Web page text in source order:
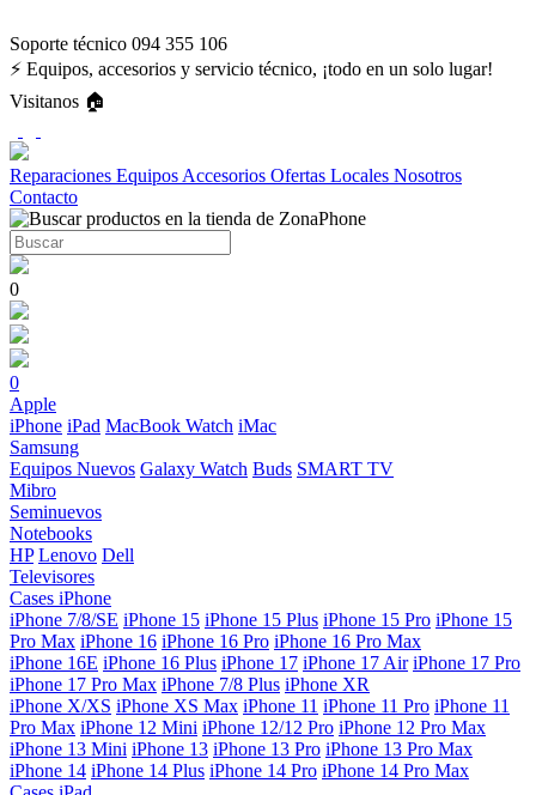
Soporte técnico 094 355 106
⚡ Equipos, accesorios y servicio técnico, ¡todo en un solo lugar!
Visitanos 🏠
Reparaciones Equipos Accesorios Ofertas Locales Nosotros
Contacto
0
0
Apple
iPhone iPad MacBook Watch iMac
Samsung
Equipos Nuevos Galaxy Watch Buds SMART TV
Mibro
Seminuevos
Notebooks
HP Lenovo Dell
Televisores
Cases iPhone
iPhone 7/8/SE iPhone 15 iPhone 15 Plus iPhone 15 Pro iPhone 15
Pro Max iPhone 16 iPhone 16 Pro iPhone 16 Pro Max
iPhone 16E iPhone 16 Plus iPhone 17 iPhone 17 Air iPhone 17 Pro
iPhone 17 Pro Max iPhone 7/8 Plus iPhone XR
iPhone X/XS iPhone XS Max iPhone 11 iPhone 11 Pro iPhone 11
Pro Max iPhone 12 Mini iPhone 12/12 Pro iPhone 12 Pro Max
iPhone 13 Mini iPhone 13 iPhone 13 Pro iPhone 13 Pro Max
iPhone 14 iPhone 14 Plus iPhone 14 Pro iPhone 14 Pro Max